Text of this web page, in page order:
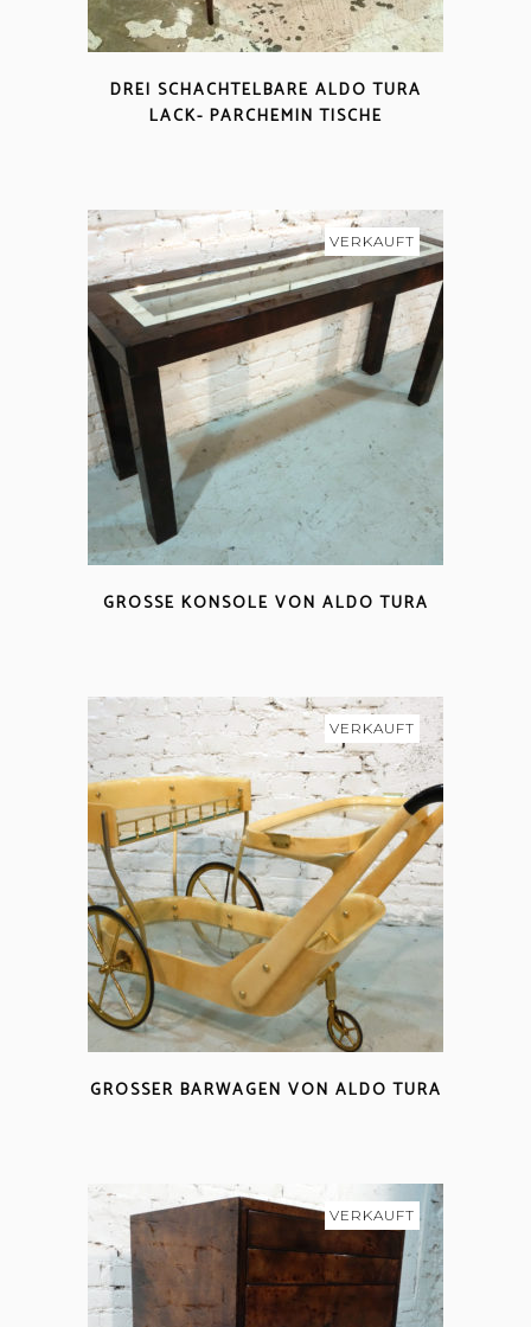
DREI SCHACHTELBARE ALDO TURA
LACK- PARCHEMIN TISCHE
VERKAUFT
GROSSE KONSOLE VON ALDO TURA
VERKAUFT
GROSSER BARWAGEN VON ALDO TURA
VERKAUFT